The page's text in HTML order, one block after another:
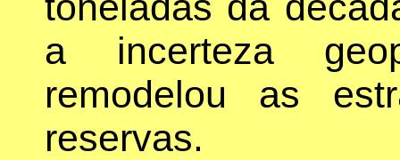
a incerteza
remodelou as
reservas.